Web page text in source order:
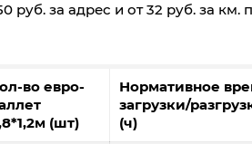
руб. за адрес и от 32 руб. за км.
во евро-
(шт)
Нормативное
загрузки/
(ч)